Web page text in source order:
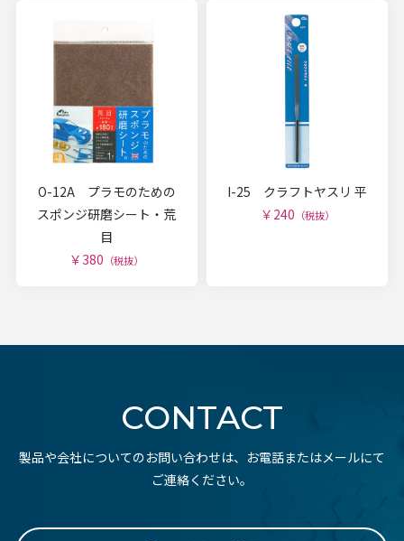
O-12A プラモのための
スポンジ研磨シート・荒
目
￥380 （税抜）
I-25 クラフトヤスリ 平
￥240 （税抜）
CONTACT
製品や会社についてのお問い合わせは、お電話またはメールにて
ご連絡ください。